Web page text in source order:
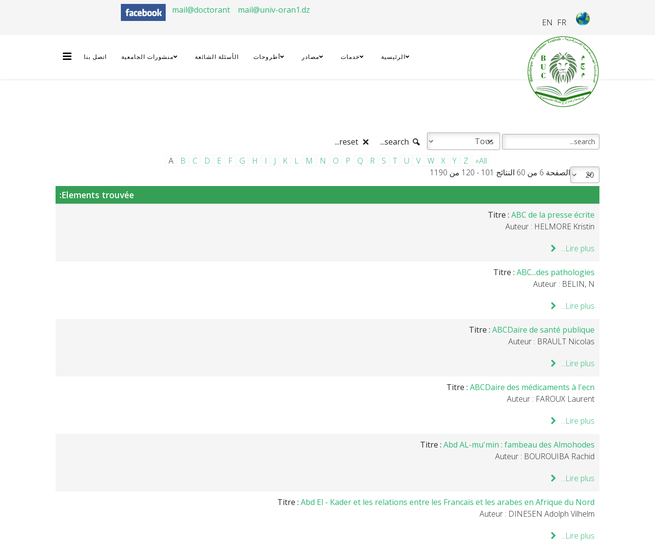
FR
EN
mail@doctorant mail@univ-oran1.dz
الرئيسية خدمات مصادر أطروحات الأسئلة الشائعة منشورات الجامعية اتصل بنا
A
B C D E F G H I J K L M N O P Q R S T U V W X Y Z
»All
الصفحة 6 من 60 النتائج 101 - 120 من 1190
Elements trouvée:
Titre : ABC de la presse écrite
Auteur : HELMORE Kristin
Lire plus...
Titre : ABC...des pathologies
Auteur : BELIN, N
Lire plus...
Titre : ABCDaire de santé publique
Auteur : BRAULT Nicolas
Lire plus...
Titre : ABCDaire des médicaments à l'ecn
Auteur : FAROUX Laurent
Lire plus...
Titre : Abd AL-mu'min : fambeau des Almohodes
Auteur : BOUROUIBA Rachid
Lire plus...
Titre : Abd El - Kader et les relations entre les Francais et les arabes en Afrique du Nord
Auteur : DINESEN Adolph Vilhelm
Lire plus...